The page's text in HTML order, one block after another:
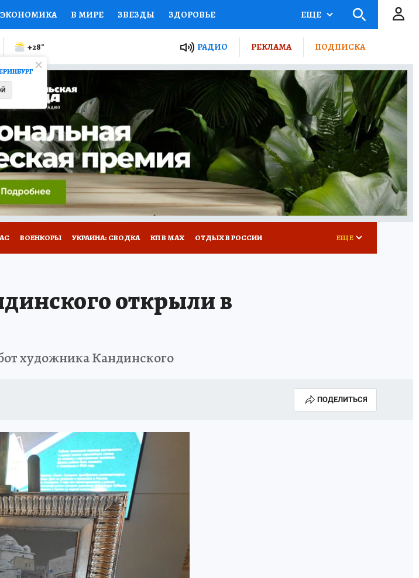
ЭКОНОМИКА В МИРЕ ЗВЕЗДЫ ЗДОРОВЬЕ
НАЦИОНАЛЬНЫЕ ПРОЕКТЫ РОССИИ
Я ЗНАЮ СЕМЬЯ ЖЕНСКИЕ СЕКРЕТЫ ПУТЕВОДИТЕЛЬ
СПЕЦПРОЕКТЫ ДЕФИЦИТ ЖЕЛЕЗА ТУРИЗМ
КОНКУРСЫ РАБОТА У НАС ГИД ПОТРЕБИТЕЛЯ ВСЕ О КП
ЕЩЕ
+28° РАДИО РЕКЛАМА ПОДПИСКА
ВОЕНКОРЫ УКРАИНА: СВОДКА КП В МАХ ОТДЫХ В РОССИИ ЕЩЕ
открыли в
художника Кандинского
ПОДЕЛИТЬСЯ